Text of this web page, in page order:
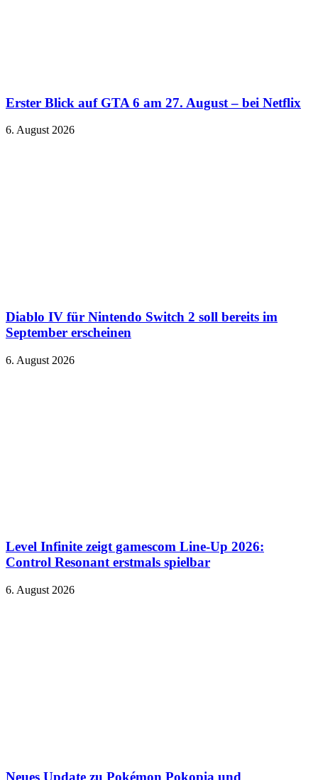
Erster Blick auf GTA 6 am 27. August – bei Netflix
6. August 2026
Diablo IV für Nintendo Switch 2 soll bereits im
September erscheinen
6. August 2026
Level Infinite zeigt gamescom Line-Up 2026:
Control Resonant erstmals spielbar
6. August 2026
Neues Update zu Pokémon Pokopia und